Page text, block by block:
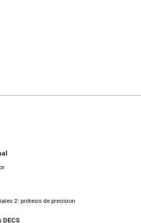
2: prótesis de precision